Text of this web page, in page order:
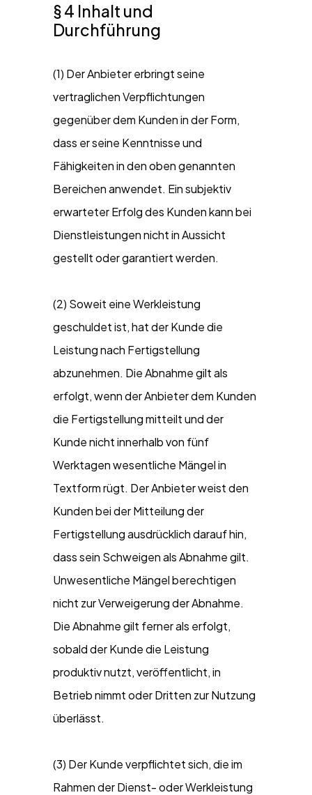
§ 4 Inhalt und
Durchführung
(1) Der Anbieter erbringt seine
vertraglichen Verpflichtungen
gegenüber dem Kunden in der Form,
dass er seine Kenntnisse und
Fähigkeiten in den oben genannten
Bereichen anwendet. Ein subjektiv
erwarteter Erfolg des Kunden kann bei
Dienstleistungen nicht in Aussicht
gestellt oder garantiert werden.
(2) Soweit eine Werkleistung
geschuldet ist, hat der Kunde die
Leistung nach Fertigstellung
abzunehmen. Die Abnahme gilt als
erfolgt, wenn der Anbieter dem Kunden
die Fertigstellung mitteilt und der
Kunde nicht innerhalb von fünf
Werktagen wesentliche Mängel in
Textform rügt. Der Anbieter weist den
Kunden bei der Mitteilung der
Fertigstellung ausdrücklich darauf hin,
dass sein Schweigen als Abnahme gilt.
Unwesentliche Mängel berechtigen
nicht zur Verweigerung der Abnahme.
Die Abnahme gilt ferner als erfolgt,
sobald der Kunde die Leistung
produktiv nutzt, veröffentlicht, in
Betrieb nimmt oder Dritten zur Nutzung
überlässt.
(3) Der Kunde verpflichtet sich, die im
Rahmen der Dienst- oder Werkleistung